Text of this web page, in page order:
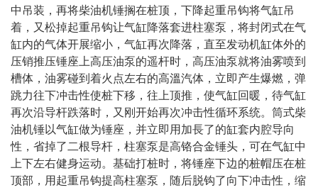
中吊装，再将柴油机锤搁在桩顶，下降起重吊钩将气缸吊
着，又松掉起重吊钩让气缸降落套进柱塞泵，将封闭式在气
缸内的气体开展缩小，气缸再次降落，直至发动机缸体外的
压销推压锤座上高压油泵的遥杆时，高压油泵就将油雾喷到
槽体，油雾碰到着火点左右的高溫汽体，立即产生爆燃，弹
跳力往下冲击性使桩下移，往上顶推，使气缸回暖，待气缸
再次沿导杆跌落时，又刚开始再次冲击性循环系统。筒式柴
油机锤以气缸做为锤座，并立即用加長了的缸套内腔导向
性，省掉了二根导杆，柱塞泵是高铬合金锤头，可在气缸中
上下左右健身运动。基础打桩时，将锤座下边的桩帽压在桩
顶部，用起重吊钩提高柱塞泵，随后脱钩了向下冲击性，缩